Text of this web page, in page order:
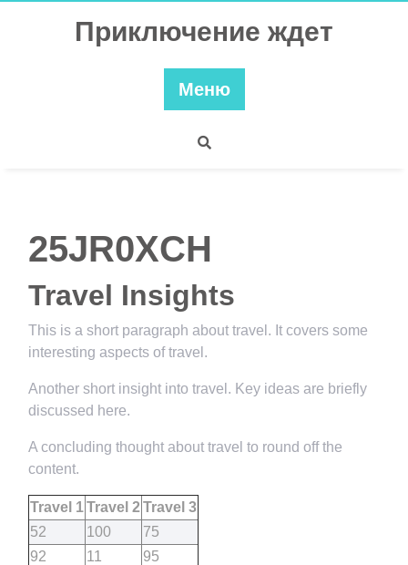
Приключение ждет
Меню
25JR0XCH
Travel Insights
This is a short paragraph about travel. It covers some
interesting aspects of travel.
Another short insight into travel. Key ideas are briefly
discussed here.
A concluding thought about travel to round off the
content.
Travel 1Travel 2 Travel 3
52
100
75
92
11
95